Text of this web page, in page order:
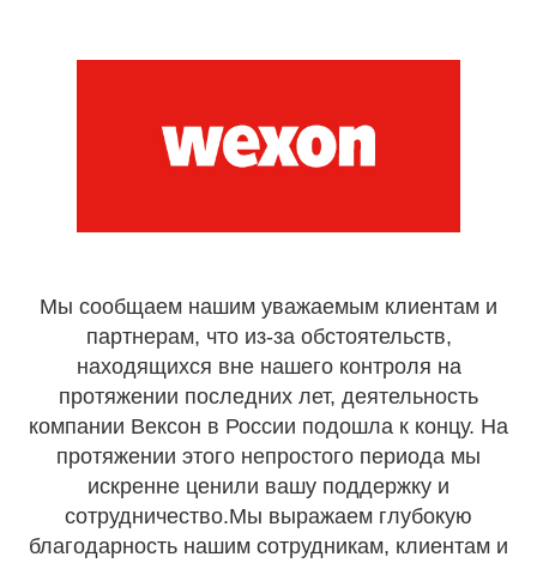
Мы сообщаем нашим уважаемым клиентам и
партнерам, что из-за обстоятельств,
находящихся вне нашего контроля на
протяжении последних лет, деятельность
компании Вексон в России подошла к концу. На
протяжении этого непростого периода мы
искренне ценили вашу поддержку и
сотрудничество.Мы выражаем глубокую
благодарность нашим сотрудникам, клиентам и